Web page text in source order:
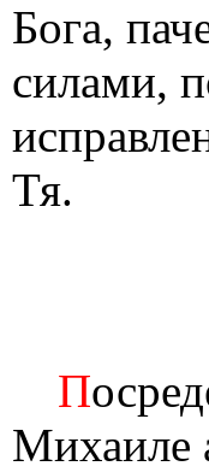
Бога,
силами,
Тя.
П
Михаиле